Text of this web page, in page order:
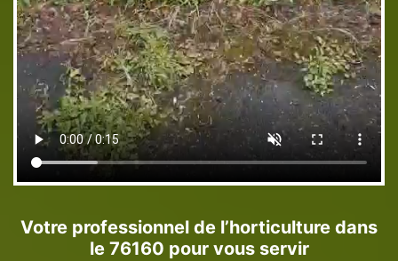
Votre professionnel de l’horticulture dans
le 76160 pour vous servir